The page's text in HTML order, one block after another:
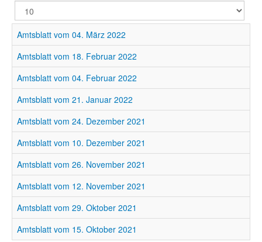
Anzeige
#
Amtsblatt vom 04. März 2022
Amtsblatt vom 18. Februar 2022
Amtsblatt vom 04. Februar 2022
Amtsblatt vom 21. Januar 2022
Amtsblatt vom 24. Dezember 2021
Amtsblatt vom 10. Dezember 2021
Amtsblatt vom 26. November 2021
Amtsblatt vom 12. November 2021
Amtsblatt vom 29. Oktober 2021
Amtsblatt vom 15. Oktober 2021